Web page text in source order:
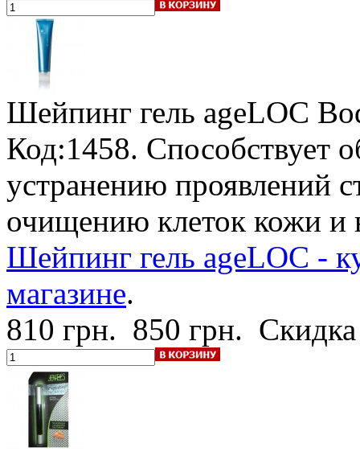
Шейпинг гель ageLOC
Код:1458. Способствует
устранению проявлений
очищению клеток кожи и
Шейпинг гель ageLOC -
магазине.
810 грн. 850 грн.